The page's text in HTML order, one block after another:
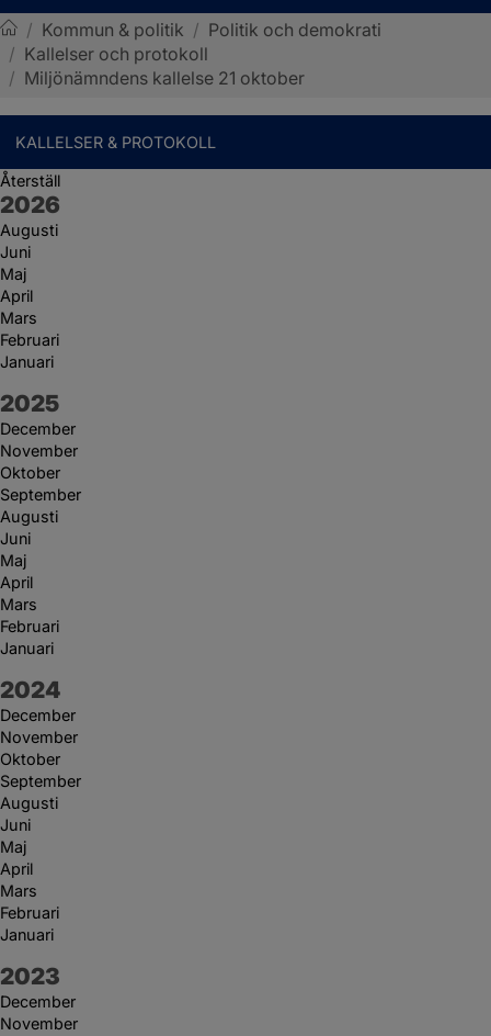
Sotenäs kommun
/ Kommun & politik / Politik och demokrati
/ Kallelser och protokoll
/ Miljönämndens kallelse 21 oktober
KALLELSER & PROTOKOLL
Återställ
År:
2026
Augusti
Juni
Maj
April
Mars
Februari
Januari
År:
2025
December
November
Oktober
September
Augusti
Juni
Maj
April
Mars
Februari
Januari
År:
2024
December
November
Oktober
September
Augusti
Juni
Maj
April
Mars
Februari
Januari
År:
2023
December
November